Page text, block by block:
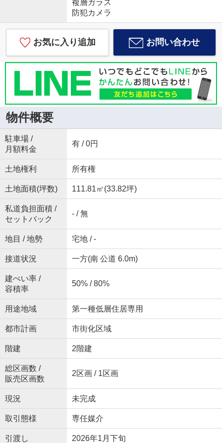
複層ガラス
防犯カメラ
お気に入り追加 お問い合わせ
物件概要
駐車場 /
月額料金
有 / 0円
土地権利 所有権
土地面積(坪数) 111.81㎡(33.82坪)
私道負担面積 /
セットバック
- / 無
地目 / 地勢 宅地 / -
接道状況 一方(南 公道 6.0m)
建ぺい率 /
容積率
50% / 80%
用途地域 第一種低層住居専用
都市計画 市街化区域
階建 2階建
総区画数 /
販売区画数
2区画 / 1区画
現況 未完成
取引態様 専任媒介
引渡し 2026年1月下旬